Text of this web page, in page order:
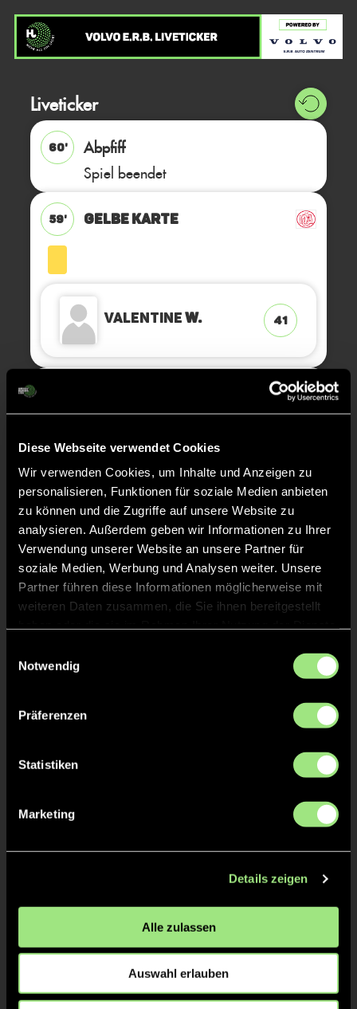
Diese Webseite verwendet Cookies
Wir verwenden Cookies, um Inhalte und Anzeigen zu
personalisieren, Funktionen für soziale Medien anbieten
zu können und die Zugriffe auf unsere Website zu
analysieren. Außerdem geben wir Informationen zu Ihrer
Verwendung unserer Website an unsere Partner für
soziale Medien, Werbung und Analysen weiter. Unsere
Partner führen diese Informationen möglicherweise mit
weiteren Daten zusammen, die Sie ihnen bereitgestellt
Notwendig
Präferenzen
Statistiken
Marketing
Details zeigen
Alle zulassen
Auswahl erlauben
Liveticker
60'
Abpfiff
Spiel beendet
59' GELBE KARTE
ValentineW. 41
ValentineW. 41
52' GELBE KARTE
TOR 1:1, FELDTOR
TOR 0:1, FELDTOR